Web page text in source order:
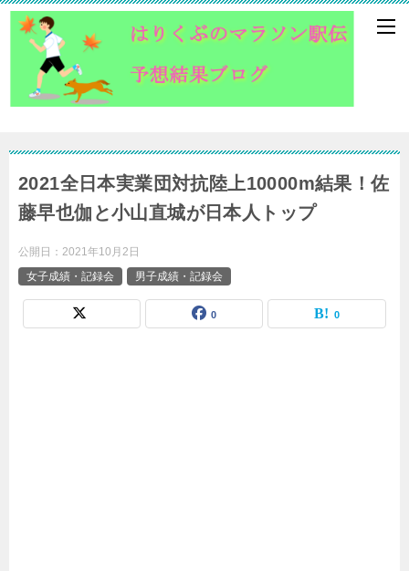
2021全日本実業団対抗陸上10000m結果！佐
藤早也伽と小山直城が日本人トップ
公開日： 2021年10月2日
女子成績・記録会
男子成績・記録会
0 0